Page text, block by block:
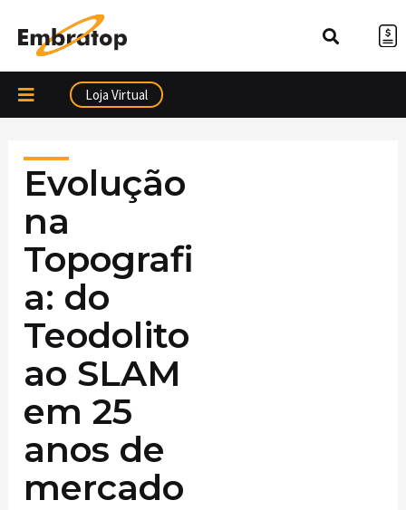
para
conteúdo
Loja Virtual
Evolução
na
Topografi
a: do
Teodolito
ao SLAM
em 25
anos de
mercado